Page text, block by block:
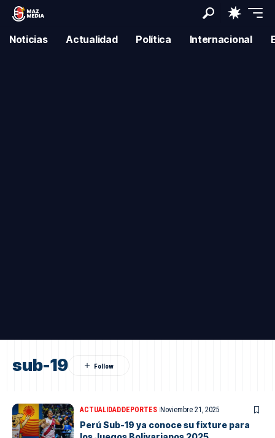
Noticias Actualidad Política Internacional
sub-19
ACTUALIDADDEPORTES Noviembre 21, 2025
Perú Sub-19 ya conoce su fixture para